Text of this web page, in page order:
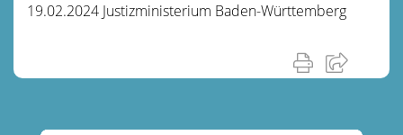
19.02.2024 Justizministerium Baden-Württemberg